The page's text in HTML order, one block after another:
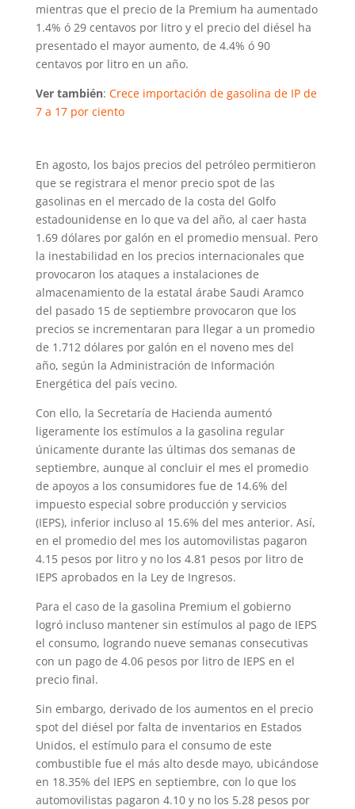
mientras que el precio de la Premium ha aumentado
1.4% ó 29 centavos por litro y el precio del diésel ha
presentado el mayor aumento, de 4.4% ó 90
centavos por litro en un año.
Ver también: Crece importación de gasolina de IP de
7 a 17 por ciento
En agosto, los bajos precios del petróleo permitieron
que se registrara el menor precio spot de las
gasolinas en el mercado de la costa del Golfo
estadounidense en lo que va del año, al caer hasta
1.69 dólares por galón en el promedio mensual. Pero
la inestabilidad en los precios internacionales que
provocaron los ataques a instalaciones de
almacenamiento de la estatal árabe Saudi Aramco
del pasado 15 de septiembre provocaron que los
precios se incrementaran para llegar a un promedio
de 1.712 dólares por galón en el noveno mes del
año, según la Administración de Información
Energética del país vecino.
Con ello, la Secretaría de Hacienda aumentó
ligeramente los estímulos a la gasolina regular
únicamente durante las últimas dos semanas de
septiembre, aunque al concluir el mes el promedio
de apoyos a los consumidores fue de 14.6% del
impuesto especial sobre producción y servicios
(IEPS), inferior incluso al 15.6% del mes anterior. Así,
en el promedio del mes los automovilistas pagaron
4.15 pesos por litro y no los 4.81 pesos por litro de
IEPS aprobados en la Ley de Ingresos.
Para el caso de la gasolina Premium el gobierno
logró incluso mantener sin estímulos al pago de IEPS
el consumo, logrando nueve semanas consecutivas
con un pago de 4.06 pesos por litro de IEPS en el
precio final.
Sin embargo, derivado de los aumentos en el precio
spot del diésel por falta de inventarios en Estados
Unidos, el estímulo para el consumo de este
combustible fue el más alto desde mayo, ubicándose
en 18.35% del IEPS en septiembre, con lo que los
automovilistas pagaron 4.10 y no los 5.28 pesos por